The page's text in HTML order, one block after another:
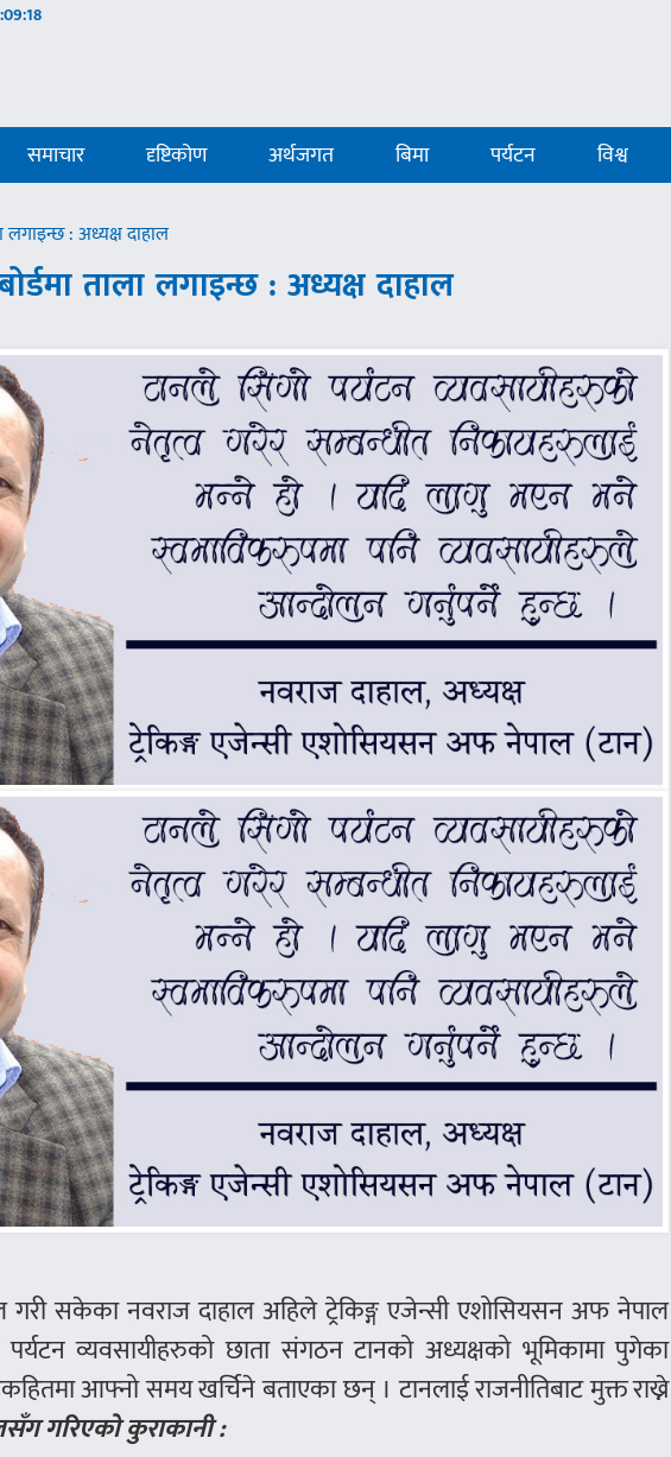
समाचार दृष्टिकोण अर्थजगत बिमा पर्यटन विश्व
लगाइन्छ : अध्यक्ष दाहाल
ताला लगाइन्छ : अध्यक्ष दाहाल
गरी सकेका नवराज दाहाल अहिले ट्रेकिङ्ग एजेन्सी एशोसियसन अफ नेपाल
व्यवसायीहरुको छाता संगठन टानको अध्यक्षको भूमिकामा पुगेका
आफ्नो समय खर्चिने बताएका छन् । टानलाई राजनीतिबाट मुक्त राख्ने
गरिएको कुराकानी :